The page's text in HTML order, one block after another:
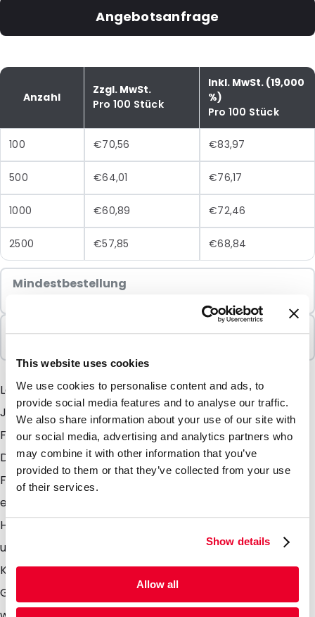
This website uses cookies
We use cookies to personalise content and ads, to
provide social media features and to analyse our traffic.
We also share information about your use of our site with
our social media, advertising and analytics partners who
may combine it with other information that you’ve
provided to them or that they’ve collected from your use
of their services.
Show details
Allow all
Angebotsanfrage
Anzahl
Zzgl. MwSt.
Pro 100 Stück
Inkl. MwSt. (19,000
%)
Pro 100 Stück
100 €70,56 €83,97
500 €64,01 €76,17
1000 €60,89 €72,46
2500 €57,85 €68,84
Mindestbestellung
In Paketen verkauft
Lamizp Colour -der bekannte Lamizip in einer neuen
Jacke. Dieser Stehbodenbeutel ist in verschiedenen
Farben wie gold, weiss, schwarz und silber erhältlich.
Durch die Kombination mit den einzigartigen matten
Farben und den Eigenschaften des Lamizip, haben Sie
eine chique und zeitgenössiche Verpackung in Ihren
Händen. Versehen den Beutel noch mit einem Ventil
und sie können diesen einzigartigen Beutel als
Kaffeeverpackung nutzen. Das Ventil sorgt dafür das
Gass wie CO2 die durch die Kaffeebohnen produziert